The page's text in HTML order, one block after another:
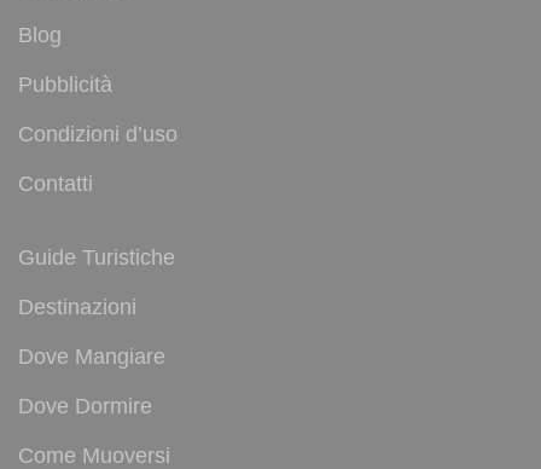
Blog
Pubblicità
Condizioni d’uso
Contatti
Guide Turistiche
Destinazioni
Dove Mangiare
Dove Dormire
Come Muoversi